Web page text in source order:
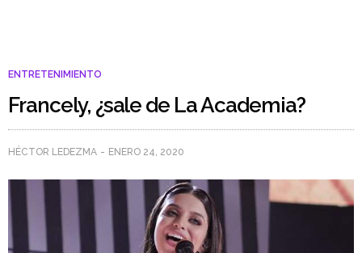
ENTRETENIMIENTO
Francely, ¿sale de La Academia?
HÉCTOR LEDEZMA ENERO 24, 2020